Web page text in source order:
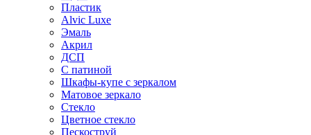
Пластик
Alvic Luxe
Эмаль
Акрил
ДСП
С патиной
Шкафы-купе с зеркалом
Матовое зеркало
Стекло
Цветное стекло
Пескоструй